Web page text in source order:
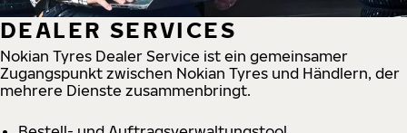
DEALER SERVICES
Nokian Tyres Dealer Service ist ein gemeinsamer
Zugangspunkt zwischen Nokian Tyres und Händlern, der
mehrere Dienste zusammenbringt.